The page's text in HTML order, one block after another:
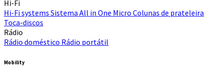
Hi-Fi​
Hi-Fi systems Sistema All in One Micro Colunas de prateleira
Toca-discos
Rádio
Rádio doméstico Rádio portátil
Mobility